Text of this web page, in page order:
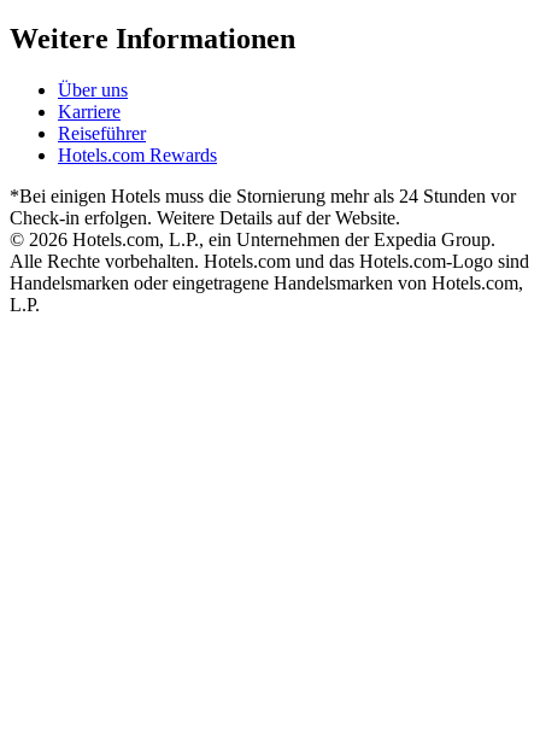
Weitere Informationen
Über uns
Karriere
Reiseführer
Hotels.com Rewards
*Bei einigen Hotels muss die Stornierung mehr als 24 Stunden vor
Check-in erfolgen. Weitere Details auf der Website.
© 2026 Hotels.com, L.P., ein Unternehmen der Expedia Group.
Alle Rechte vorbehalten. Hotels.com und das Hotels.com-Logo sind
Handelsmarken oder eingetragene Handelsmarken von Hotels.com,
L.P.